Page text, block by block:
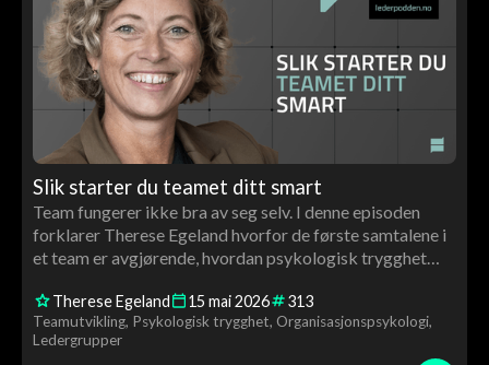
Slik starter du teamet ditt smart
Team fungerer ikke bra av seg selv. I denne episoden
forklarer Therese Egeland hvorfor de første samtalene i
et team er avgjørende, hvordan psykologisk trygghet
annerledes.
Therese Egeland 15 mai2026 313
Teamutvikling Psykologisk trygghet Organisasjonspsykologi
Ledergrupper